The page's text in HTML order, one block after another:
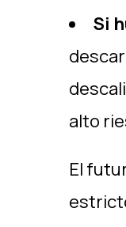
Si
alto
El